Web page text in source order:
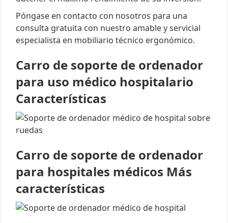
Póngase en contacto con nosotros para una
consulta gratuita con nuestro amable y servicial
especialista en mobiliario técnico ergonómico.
Carro de soporte de ordenador
para uso médico hospitalario
Características
Carro de soporte de ordenador
para hospitales médicos Más
características